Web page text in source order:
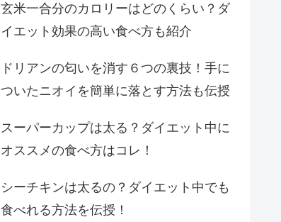
玄米一合分のカロリーはどのくらい？ダ
イエット効果の高い食べ方も紹介
ドリアンの匂いを消す６つの裏技！手に
ついたニオイを簡単に落とす方法も伝授
スーパーカップは太る？ダイエット中に
オススメの食べ方はコレ！
シーチキンは太るの？ダイエット中でも
食べれる方法を伝授！